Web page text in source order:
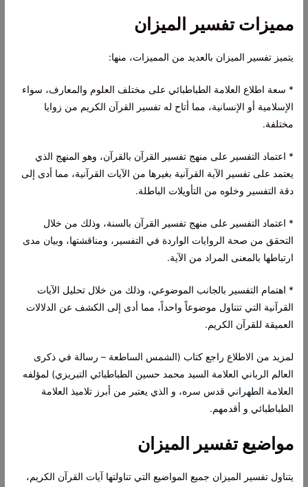
مميزات تفسير الميزان
يتميز تفسير الميزان بالعديد من المميزات، منها:
* سعة اطلاع العلامة الطباطبائي على مختلف العلوم والمعارف، سواء
الإسلامية أو الإنسانية، مما أتاح له تفسير القرآن الكريم من زوايا
مختلفة.
* اعتماد التفسير على منهج تفسير القرآن بالقرآن، وهو المنهج الذي
يعتمد على تفسير الآية القرآنية بغيرها من الآيات القرآنية، مما أدى إلى
دقة التفسير وخلوه من التأويلات الباطلة.
* اعتماد التفسير على منهج تفسير القرآن بالسنة، وذلك من خلال
التحقق من صحة الروايات الواردة في التفسير، ومناقشتها، وبيان مدى
ارتباطها بالمعنى المراد من الآية.
* اهتمام التفسير بالجانب الموضوعي، وذلك من خلال تحليل الآيات
القرآنية التي تتناول موضوعاً واحداً، مما أدى إلى الكشف عن الدلالات
العميقة للقرآن الكريم.
لمزيد من الاطلاع راجع كتاب (الشمس الساطعة – رسالة في ذكرى
العالم الرباني العلامة السيد محمد حسين الطباطبائي التبريزي‏) لمؤلفه
العلامة الطهراني قدس سره، و الذي يعتبر من أبرز تلاميذ العلامة
الطباطبائي و أقدمهم.
مواضيع تفسير الميزان
يتناول تفسير الميزان جميع المواضيع التي تناولتها آيات القرآن الكريم،